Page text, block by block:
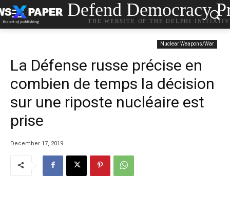
Defend Democracy
THE WEBSITE OF THE DELPHI
Nuclear Weapons/War
La Défense russe précise en
combien de temps la décision
sur une riposte nucléaire est
prise
December 17, 2019